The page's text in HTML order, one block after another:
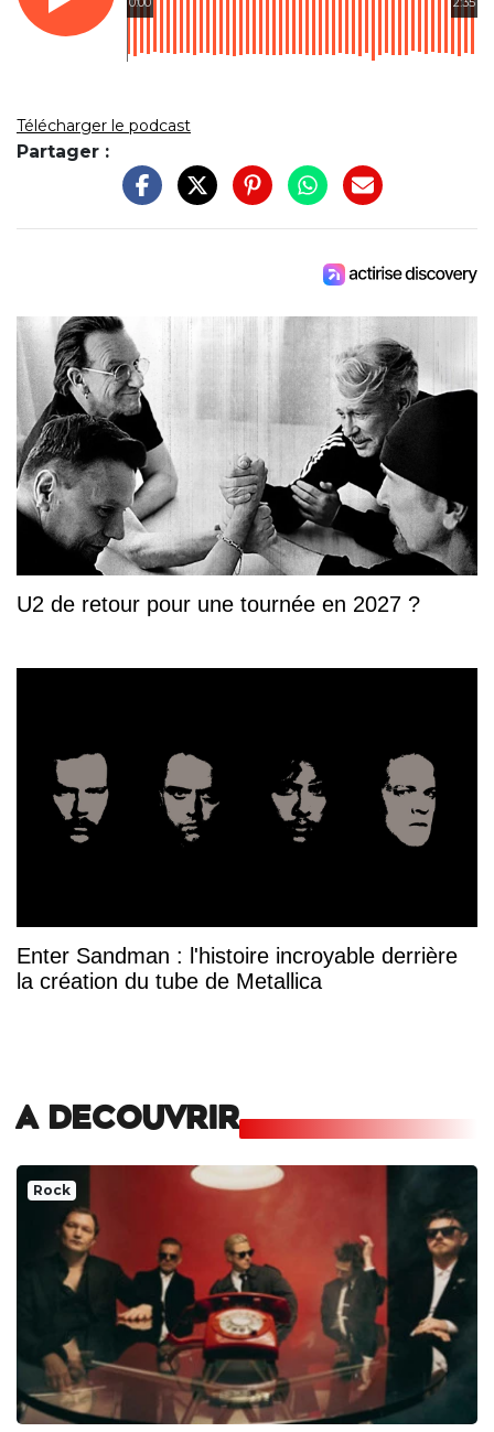
Télécharger le podcast
Partager :
U2 de retour pour une tournée en 2027 ?
Enter Sandman : l'histoire incroyable derrière
la création du tube de Metallica
A DECOUVRIR
Rock